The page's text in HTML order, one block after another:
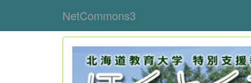
NetCommons3